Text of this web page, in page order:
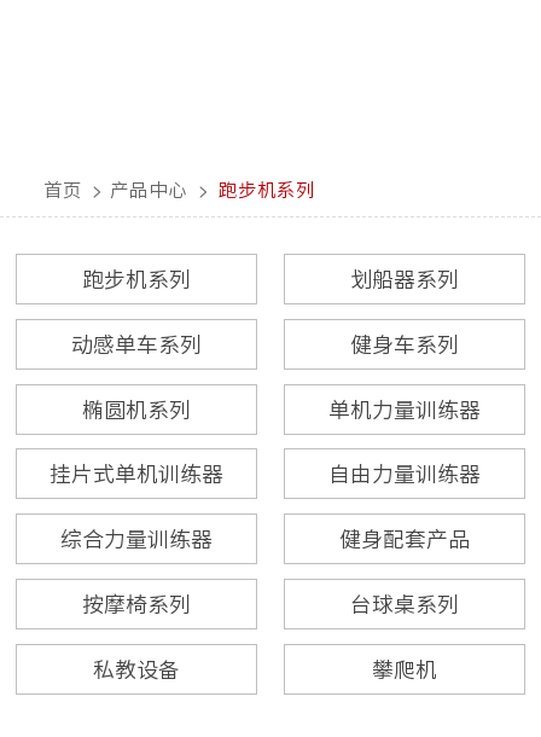
首页 > 产品中心 > 跑步机系列
跑步机系列 划船器系列
动感单车系列 健身车系列
椭圆机系列 单机力量训练器
挂片式单机训练器 自由力量训练器
综合力量训练器 健身配套产品
按摩椅系列 台球桌系列
私教设备 攀爬机